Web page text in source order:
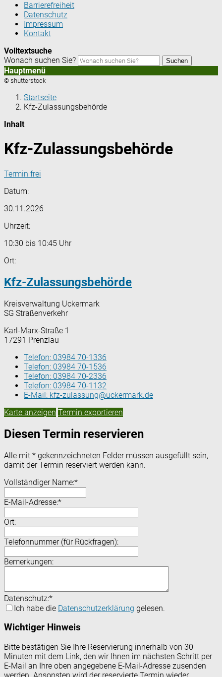
Barrierefreiheit
Datenschutz
Impressum
Kontakt
Volltextsuche
Wonach suchen Sie?
Suchen
Hauptmenü
© shutterstock
Startseite
Kfz-Zulassungsbehörde
Inhalt
Kfz-Zulassungsbehörde
Termin frei
Datum:
30.11.2026
Uhrzeit:
10:30 bis 10:45 Uhr
Ort:
Kfz-Zulassungsbehörde
Kreisverwaltung Uckermark
SG Straßenverkehr
Karl-Marx-Straße 1
17291 Prenzlau
Telefon: 03984 70-1336
Telefon: 03984 70-1536
Telefon: 03984 70-2336
Telefon: 03984 70-1132
E-Mail: kfz-zulassung@uckermark.de
Karte anzeigen Termin exportieren
Diesen Termin reservieren
Alle mit * gekennzeichneten Felder müssen ausgefüllt sein,
damit der Termin reserviert werden kann.
Vollständiger Name:*
E-Mail-Adresse:*
Ort:
Telefonnummer (für Rückfragen):
Bemerkungen:
Datenschutz:*
Ich habe die Datenschutzerklärung gelesen.
Wichtiger Hinweis
Bitte bestätigen Sie Ihre Reservierung innerhalb von 30
Minuten mit dem Link, den wir Ihnen im nächsten Schritt per
E-Mail an Ihre oben angegebene E-Mail-Adresse zusenden